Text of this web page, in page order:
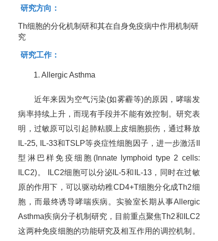
研究方向：
Th细胞的分化机制研和其在自身免疫病中作用机制研
究
研究工作：
1. Allergic Asthma
近年来因为空气污染(如雾霾等)的原因，哮喘发
病率持续上升，而现有手段并不能有效控制。研究表
明，过敏原可以引起肺粘膜上皮细胞损伤，通过释放
IL-25, IL-33和TSLP等炎症性细胞因子，进一步激活II
型淋巴样免疫细胞(Innate lymphoid type 2 cells:
ILC2)。 ILC2细胞可以分泌IL-5和IL-13，同时在过敏
原的作用下，可以驱动幼稚CD4+T细胞分化成Th2细
胞，而最终诱导哮喘疾病。实验室长期从事Allergic
Asthma疾病分子机制研究，目前重点聚焦Th2和ILC2
这两种免疫细胞的功能研究及相互作用的调控机制。